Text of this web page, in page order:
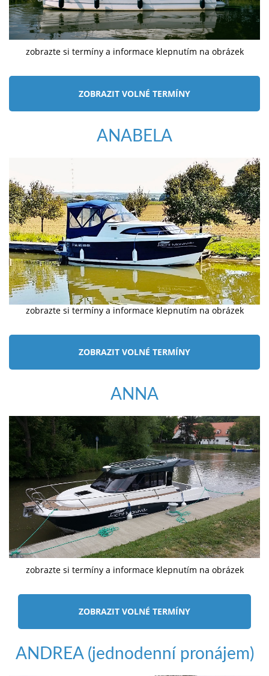
zobrazte si termíny a informace klepnutím na obrázek
ZOBRAZIT VOLNÉ TERMÍNY
ANABELA
zobrazte si termíny a informace klepnutím na obrázek
ZOBRAZIT VOLNÉ TERMÍNY
ANNA
zobrazte si termíny a informace klepnutím na obrázek
ZOBRAZIT VOLNÉ TERMÍNY
ANDREA (jednodenní pronájem)